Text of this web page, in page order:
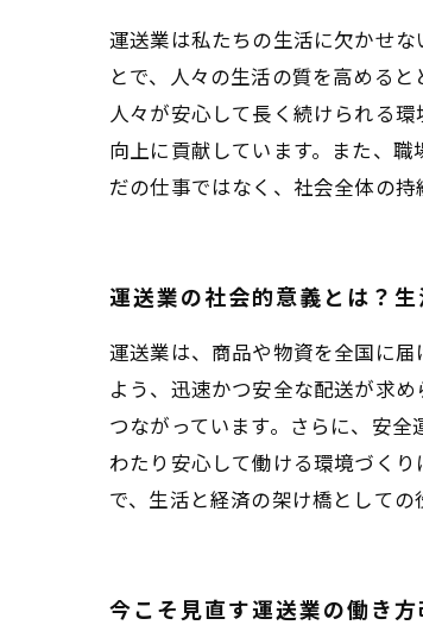
運送業は私たちの生活に欠かせ
とで、人々の生活の質を高める
人々が安心して長く続けられる
向上に貢献しています。また、
だの仕事ではなく、社会全体の
運送業の社会的意義とは？
運送業は、商品や物資を全国に
よう、迅速かつ安全な配送が求
つながっています。さらに、安
わたり安心して働ける環境づく
で、生活と経済の架け橋としての
今こそ見直す運送業の働き